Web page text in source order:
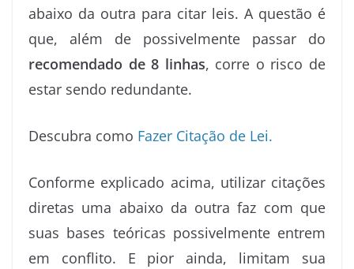
abaixo da outra para citar leis. A questão é
que, além de possivelmente passar do
recomendado de 8 linhas, corre o risco de
estar sendo redundante.
Descubra como Fazer Citação de Lei.
Conforme explicado acima, utilizar citações
diretas uma abaixo da outra faz com que
suas bases teóricas possivelmente entrem
em conflito. E pior ainda, limitam sua